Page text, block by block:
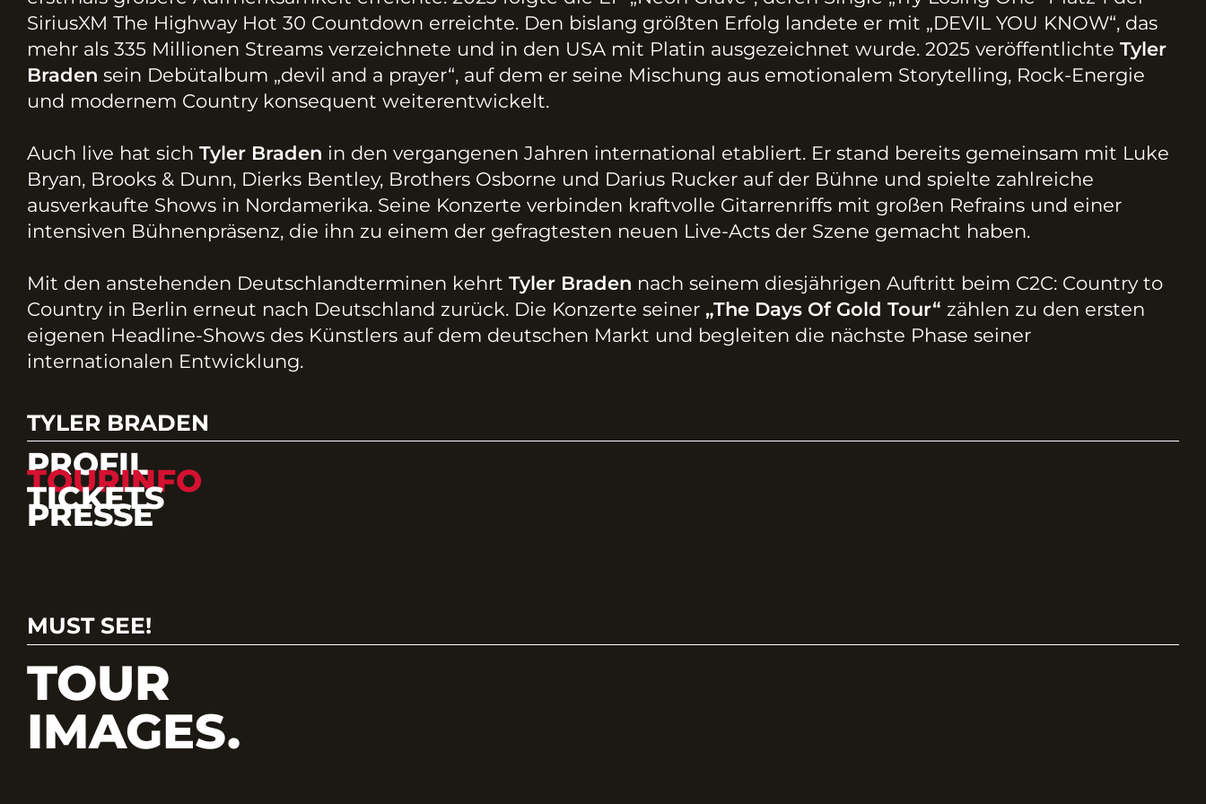
SiriusXM The Highway Hot 30 Countdown erreichte. Den bislang größten Erfolg landete er mit „DEVIL YOU KNOW“, das
mehr als 335 Millionen Streams verzeichnete und in den USA mit Platin ausgezeichnet wurde. 2025 veröffentlichte Tyler
Braden sein Debütalbum „devil and a prayer“, auf dem er seine Mischung aus emotionalem Storytelling, Rock-Energie
und modernem Country konsequent weiterentwickelt.
Auch live hat sich Tyler Braden in den vergangenen Jahren international etabliert. Er stand bereits gemeinsam mit Luke
Bryan, Brooks & Dunn, Dierks Bentley, Brothers Osborne und Darius Rucker auf der Bühne und spielte zahlreiche
ausverkaufte Shows in Nordamerika. Seine Konzerte verbinden kraftvolle Gitarrenriffs mit großen Refrains und einer
intensiven Bühnenpräsenz, die ihn zu einem der gefragtesten neuen Live-Acts der Szene gemacht haben.
Mit den anstehenden Deutschlandterminen kehrt Tyler Braden nach seinem diesjährigen Auftritt beim C2C: Country to
Country in Berlin erneut nach Deutschland zurück. Die Konzerte seiner „The Days Of Gold Tour“ zählen zu den ersten
eigenen Headline-Shows des Künstlers auf dem deutschen Markt und begleiten die nächste Phase seiner
internationalen Entwicklung.
TYLER BRADEN
PROFIL
TOURINFO
TICKETS
PRESSE
MUST SEE!
TOUR
IMAGES.